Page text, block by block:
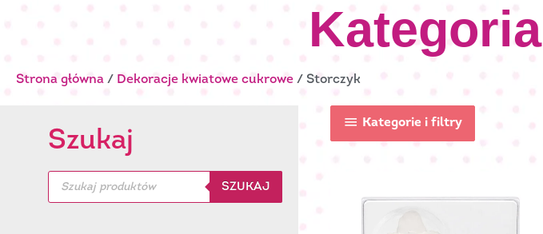
Kategoria
Strona główna / Dekoracje kwiatowe cukrowe / Storczyk
Szukaj
Wyszukiwarka
produktów
SZUKAJ
Kategorie i filtry